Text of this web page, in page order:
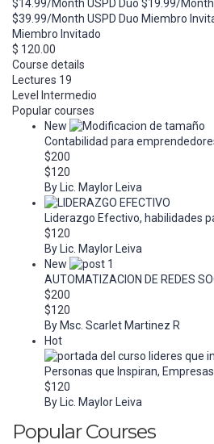
$14.99/Month USPD Duo $19.99/Month
$39.99/Month USPD Duo Miembro
Miembro Invitado
$ 120.00
Course details
Lectures 19
Level
Intermedio
Popular courses
New
Contabilidad para
$200
$120
By Lic. Maylor Leiva
Liderazgo Efectivo, habilidades
$120
By Lic. Maylor Leiva
New
AUTOMATIZACION DE REDES
$200
$120
By Msc. Scarlet Martinez R
Hot
Personas que Inspiran, Empresas
$120
By Lic. Maylor Leiva
Popular Courses